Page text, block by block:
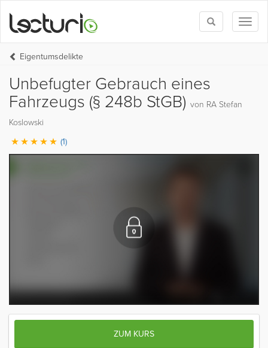
Toggle
search
Eigentumsdelikte
Unbefugter Gebrauch eines
Fahrzeugs (§ 248b StGB) von RA Stefan
Koslowski
(1)
ZUM KURS